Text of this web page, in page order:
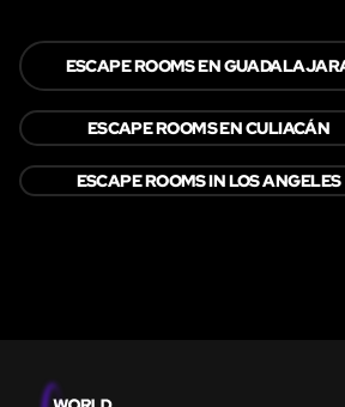
ESCAPE ROOMS EN
ESCAPE ROOMS EN CULIACÁN
ESCAPE ROOMS IN LOS ANGELES